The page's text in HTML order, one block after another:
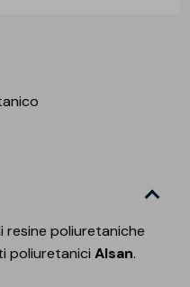
resine poliuretaniche
poliuretanici Alsan.